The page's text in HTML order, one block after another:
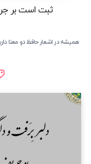
ثبت است بر
همیشه در اشعار حافظ دو معنا